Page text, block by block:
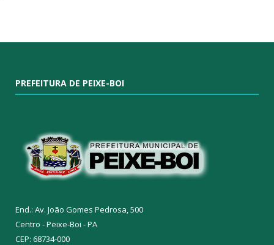
PREFEITURA DE PEIXE-BOI
End.: Av. João Gomes Pedrosa, 500
Centro - Peixe-Boi - PA
CEP: 68734-000